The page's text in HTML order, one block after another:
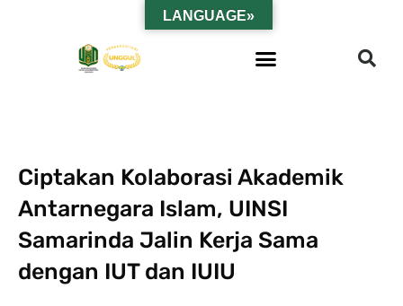
Ciptakan Kolaborasi Akademik
Antarnegara Islam, UINSI
Samarinda Jalin Kerja Sama
dengan IUT dan IUIU
LANGUAGE»